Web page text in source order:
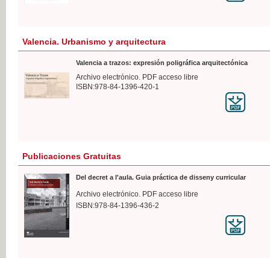
Valencia. Urbanismo y arquitectura
Valencia a trazos: expresión poligráfica arquitectónica
Archivo electrónico. PDF acceso libre
ISBN:978-84-1396-420-1
Publicaciones Gratuitas
Del decret a l'aula. Guia práctica de disseny curricular
Archivo electrónico. PDF acceso libre
ISBN:978-84-1396-436-2